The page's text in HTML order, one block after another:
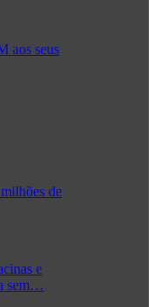
aos seus
de
e
sem…